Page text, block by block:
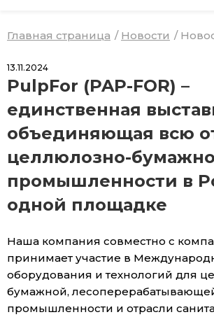
Главная страница / Новости /
13.11.2024
PulpFor (PAP-FOR) –
единственная
объединяющая всю
целлюлозно-
промышленности в
одной площадке
Наша компания совместно с
принимает участие в
оборудования и технологий для
бумажной,
промышленности и отрасли